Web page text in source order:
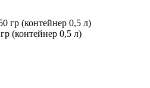
(контейнер 0,5 л)